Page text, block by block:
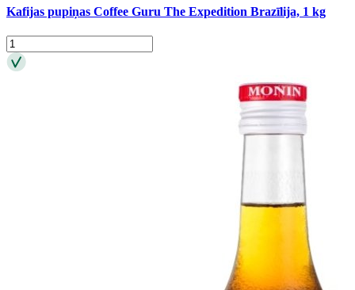
Kafijas pupiņas Coffee Guru The Expedition Brazīlija, 1 kg